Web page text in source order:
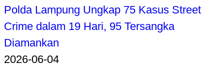
Polda Lampung Ungkap 75 Kasus Street
Crime dalam 19 Hari, 95 Tersangka
Diamankan
2026-06-04